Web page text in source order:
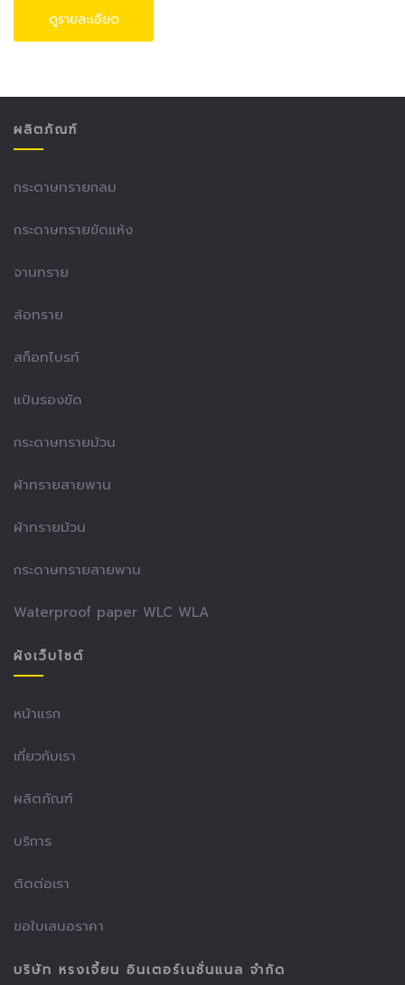
ดูรายละเอียด
ผลิตภัณฑ์
กระดาษทรายกลม
กระดาษทรายขัดแห้ง
จานทราย
ล้อทราย
สก็อทไบรท์
แป้นรองขัด
กระดาษทรายม้วน
ผ้าทรายสายพาน
ผ้าทรายม้วน
กระดาษทรายสายพาน
Waterproof paper WLC WLA
ผังเว็บไซต์
หน้าแรก
เกี่ยวกับเรา
ผลิตภัณฑ์
บริการ
ติดต่อเรา
ขอใบเสนอราคา
บริษัท หรงเจี้ยน อินเตอร์เนชั่นแนล จำกัด